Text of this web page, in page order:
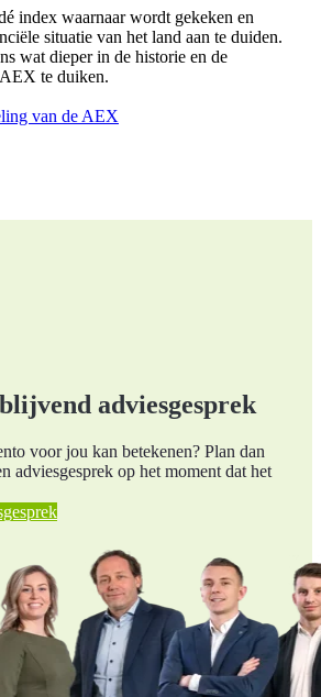
index waarnaar wordt gekeken en
situatie van het land aan te duiden.
wat dieper in de historie en de
te duiken.
van de AEX
adviesgesprek
voor jou kan betekenen? Plan dan
adviesgesprek op het moment dat het